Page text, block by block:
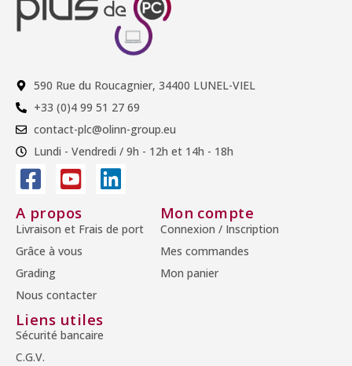
590 Rue du Roucagnier, 34400 LUNEL-VIEL
+33 (0)4 99 51 27 69
contact-plc@olinn-group.eu
Lundi - Vendredi / 9h - 12h et 14h - 18h
A propos
Livraison et Frais de port
Grâce à vous
Grading
Nous contacter
Mon compte
Connexion / Inscription
Mes commandes
Mon panier
Liens utiles
Sécurité bancaire
C.G.V.